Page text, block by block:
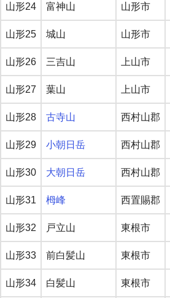
山形24 富神山 山形市
山形25 城山 山形市
山形26 三吉山 上山市
山形27 葉山 上山市
山形28 古寺山 西村山郡
山形29 小朝日岳 西村山郡
山形30 大朝日岳 西村山郡
山形31 栂峰 西置賜郡
山形32 戸立山 東根市
山形33 前白髪山 東根市
山形34 白髪山 東根市